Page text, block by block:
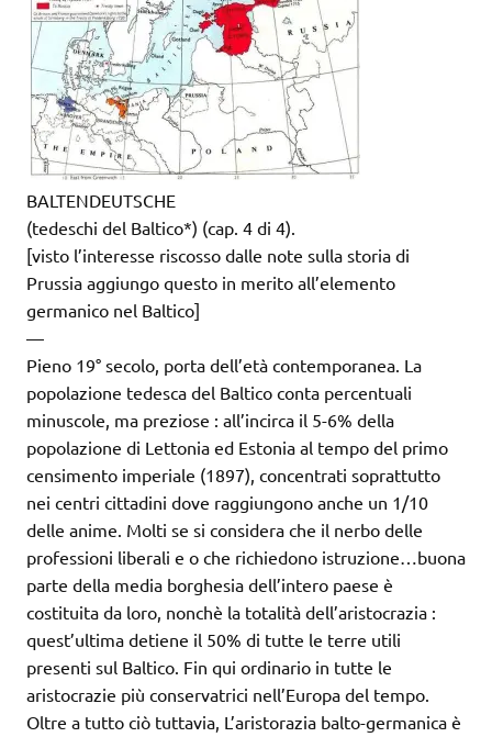
BALTENDEUTSCHE
(tedeschi del Baltico*) (cap. 4 di 4).
[visto l’interesse riscosso dalle note sulla storia di
Prussia aggiungo questo in merito all’elemento
germanico nel Baltico]
—
Pieno 19° secolo, porta dell’età contemporanea. La
popolazione tedesca del Baltico conta percentuali
minuscole, ma preziose : all’incirca il 5-6% della
popolazione di Lettonia ed Estonia al tempo del primo
censimento imperiale (1897), concentrati soprattutto
nei centri cittadini dove raggiungono anche un 1/10
delle anime. Molti se si considera che il nerbo delle
professioni liberali e o che richiedono istruzione…buona
parte della media borghesia dell’intero paese è
costituita da loro, nonchè la totalità dell’aristocrazia :
quest’ultima detiene il 50% di tutte le terre utili
presenti sul Baltico. Fin qui ordinario in tutte le
aristocrazie più conservatrici nell’Europa del tempo.
Oltre a tutto ciò tuttavia, L’aristorazia balto-germanica è